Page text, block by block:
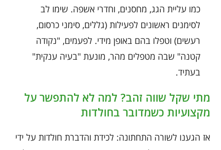
כמו עליית הגג, מחסנים, וחדרי אשפה. שימו לב
לסימנים ראשונים לפעילות (גללים, סימני כרסום,
רעשים) וטפלו בהם באופן מידי. לפעמים, "נקודה
קטנה" שבה מטפלים מהר, מונעת "בעיה ענקית"
בעתיד.
מתי שקל שווה זהב? למה לא להתפשר על
מקצועיות כשמדובר בחולדות
אז הגענו לשורה התחתונה: לכידת והדברת חולדות על ידי